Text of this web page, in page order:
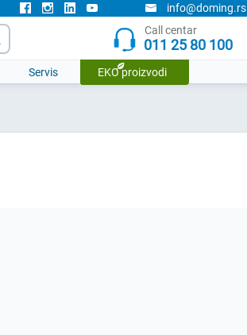
info@doming.rs
Call centar
011 25 80 100
Servis EKO proizvodi